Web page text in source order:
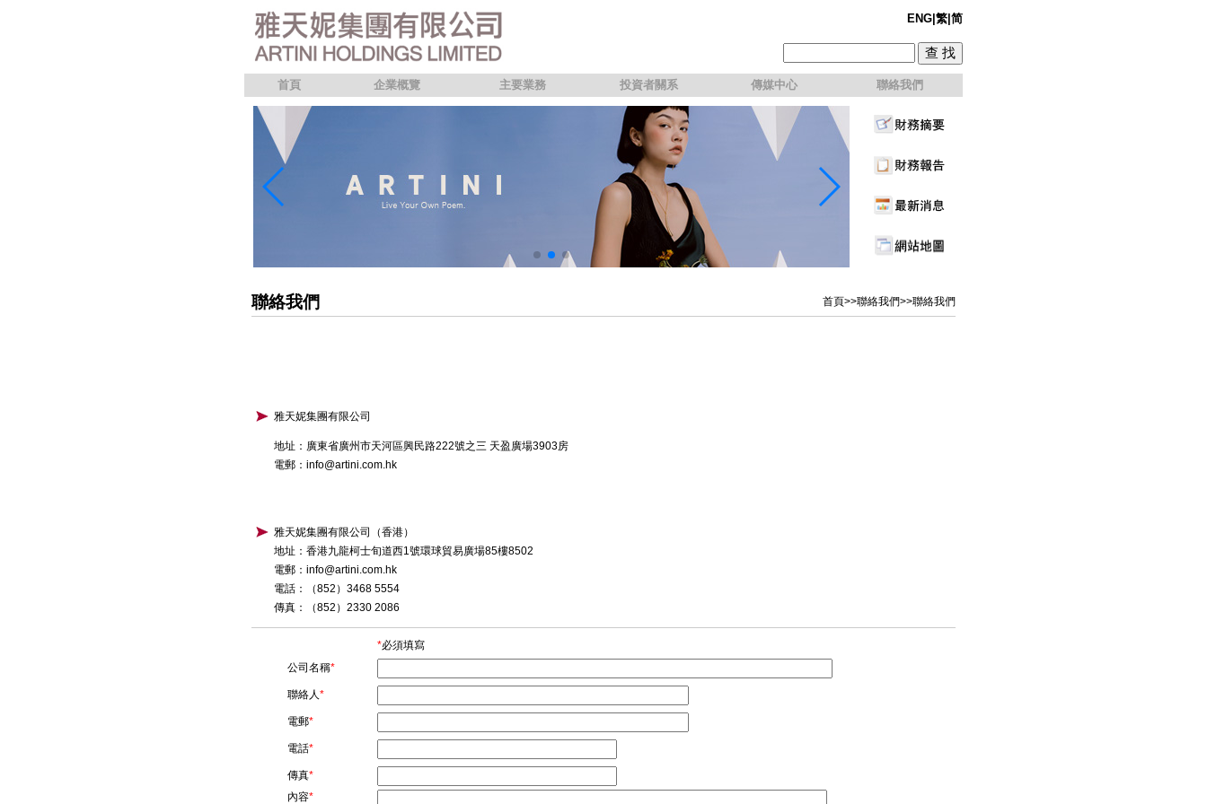
ENG 繁 简
首頁 企業概覽 主要業務 投資者關系 傳媒中心 聯絡我們
聯絡我們 首頁>>聯絡我們>>聯絡我們
雅天妮集團有限公司
地址：廣東省廣州市天河區興民路222號之三 天盈廣場3903房
電郵：info@artini.com.hk
雅天妮集團有限公司（香港）
地址：香港九龍柯士旬道西1號環球貿易廣場85樓8502
電郵：info@artini.com.hk
電話：（852）3468 5554
傳真：（852）2330 2086
*必須填寫
公司名稱*
聯絡人*
電郵*
電話*
傳真*
內容*